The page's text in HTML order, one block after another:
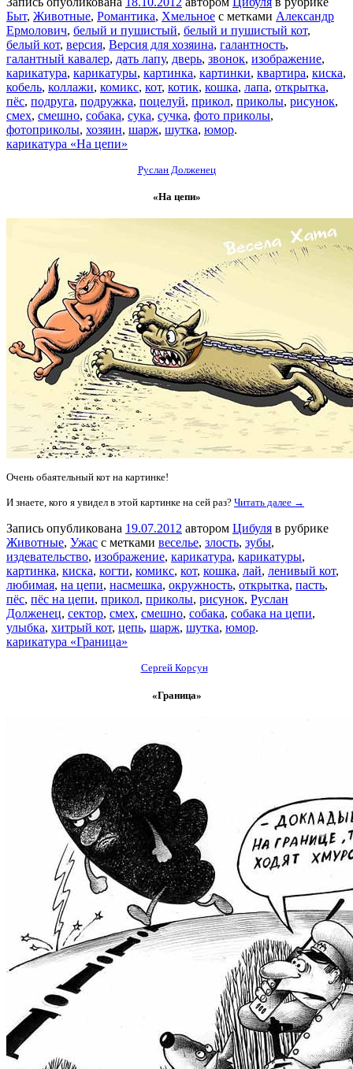
Быт, Животные, Романтика, Хмельное с метками Александр
Ермолович, белый и пушистый, белый и пушистый кот,
белый кот, версия, Версия для хозяина, галантность,
галантный кавалер, дать лапу, дверь, звонок, изображение,
карикатура, карикатуры, картинка, картинки, квартира, киска,
кобель, коллажи, комикс, кот, котик, кошка, лапа, открытка,
пёс, подруга, подружка, поцелуй, прикол, приколы, рисунок,
смех, смешно, собака, сука, сучка, фото приколы,
фотоприколы, хозяин, шарж, шутка, юмор.
карикатура «На цепи»
Руслан Долженец
«На цепи»
Очень обаятельный кот на картинке!
И знаете, кого я увидел в этой картинке на сей раз? Читать далее →
Запись опубликована 19.07.2012 автором Цибуля в рубрике
Животные, Ужас с метками веселье, злость, зубы,
издевательство, изображение, карикатура, карикатуры,
картинка, киска, когти, комикс, кот, кошка, лай, ленивый кот,
любимая, на цепи, насмешка, окружность, открытка, пасть,
пёс, пёс на цепи, прикол, приколы, рисунок, Руслан
Долженец, сектор, смех, смешно, собака, собака на цепи,
улыбка, хитрый кот, цепь, шарж, шутка, юмор.
карикатура «Граница»
Сергей Корсун
«Граница»